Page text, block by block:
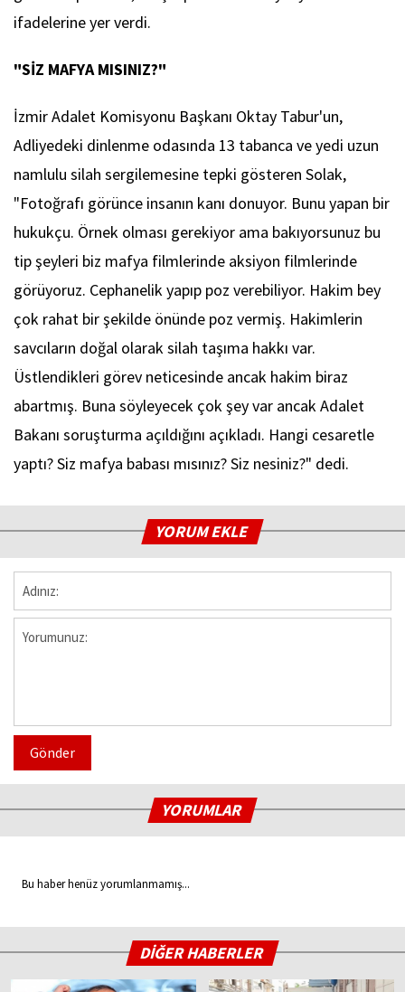
ifadelerine yer verdi.
"SİZ MAFYA MISINIZ?"
İzmir Adalet Komisyonu Başkanı Oktay Tabur'un,
Adliyedeki dinlenme odasında 13 tabanca ve yedi uzun
namlulu silah sergilemesine tepki gösteren Solak,
"Fotoğrafı görünce insanın kanı donuyor. Bunu yapan bir
hukukçu. Örnek olması gerekiyor ama bakıyorsunuz bu
tip şeyleri biz mafya filmlerinde aksiyon filmlerinde
görüyoruz. Cephanelik yapıp poz verebiliyor. Hakim bey
çok rahat bir şekilde önünde poz vermiş. Hakimlerin
savcıların doğal olarak silah taşıma hakkı var.
Üstlendikleri görev neticesinde ancak hakim biraz
abartmış. Buna söyleyecek çok şey var ancak Adalet
Bakanı soruşturma açıldığını açıkladı. Hangi cesaretle
yaptı? Siz mafya babası mısınız? Siz nesiniz?" dedi.
YORUM EKLE
Gönder
YORUMLAR
Bu haber henüz yorumlanmamış...
DİĞER HABERLER